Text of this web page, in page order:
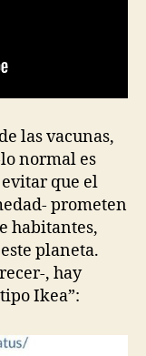
las vacunas,
normal es
que el
prometen
habitantes,
planeta.
, hay
Ikea”: